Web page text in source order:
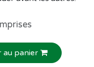
au panier